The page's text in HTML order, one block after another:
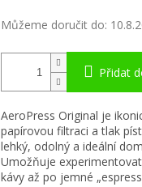
Můžeme doručit do:
Přidat
AeroPress Original je
papírovou filtraci a tlak
lehký, odolný a ideální
Umožňuje
kávy až po jemné